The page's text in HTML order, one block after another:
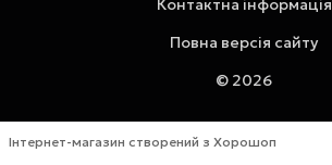
Контактна інформація
Повна версія сайту
© 2026
Інтернет-магазин створений з Хорошоп